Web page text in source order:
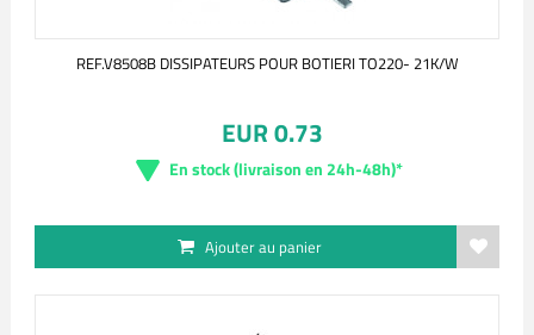
REF.V8508B DISSIPATEURS POUR BOTIERI TO220- 21K/W
EUR 0.73
En stock (livraison en 24h-48h)*
Ajouter au panier